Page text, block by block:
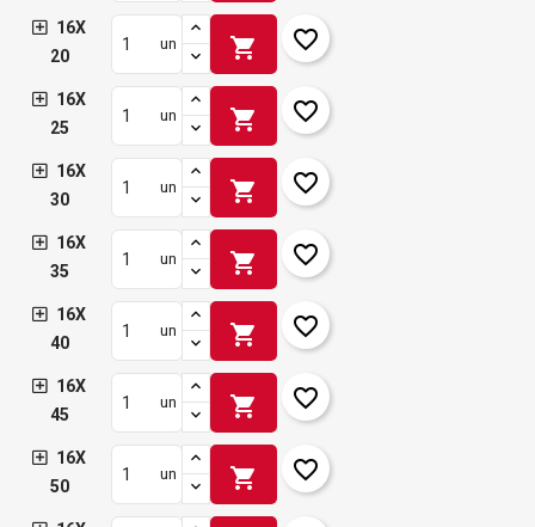
16X
20
un shopping_cart favorite_border
16X
25
un shopping_cart favorite_border
16X
30
un shopping_cart favorite_border
16X
35
un shopping_cart favorite_border
16X
40
un shopping_cart favorite_border
16X
45
un shopping_cart favorite_border
16X
50
un shopping_cart favorite_border